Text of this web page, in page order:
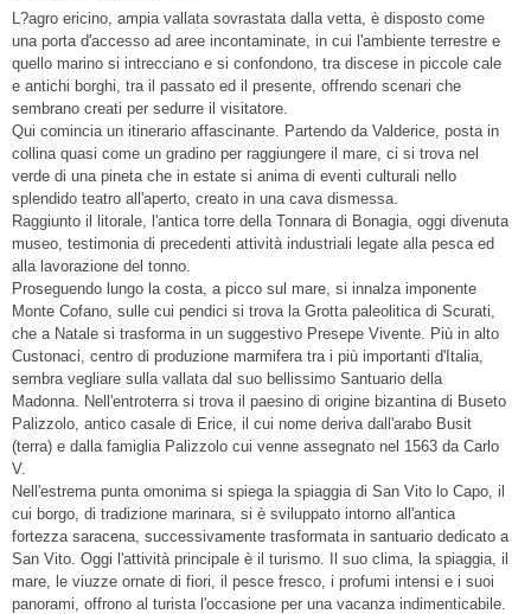
L?agro ericino, ampia vallata sovrastata dalla vetta, è disposto come
una porta d'accesso ad aree incontaminate, in cui l'ambiente terrestre e
quello marino si intrecciano e si confondono, tra discese in piccole cale
e antichi borghi, tra il passato ed il presente, offrendo scenari che
sembrano creati per sedurre il visitatore.
Qui comincia un itinerario affascinante. Partendo da Valderice, posta in
collina quasi come un gradino per raggiungere il mare, ci si trova nel
verde di una pineta che in estate si anima di eventi culturali nello
splendido teatro all'aperto, creato in una cava dismessa.
Raggiunto il litorale, l'antica torre della Tonnara di Bonagia, oggi divenuta
museo, testimonia di precedenti attività industriali legate alla pesca ed
alla lavorazione del tonno.
Proseguendo lungo la costa, a picco sul mare, si innalza imponente
Monte Cofano, sulle cui pendici si trova la Grotta paleolitica di Scurati,
che a Natale si trasforma in un suggestivo Presepe Vivente. Più in alto
Custonaci, centro di produzione marmifera tra i più importanti d'Italia,
sembra vegliare sulla vallata dal suo bellissimo Santuario della
Madonna. Nell'entroterra si trova il paesino di origine bizantina di Buseto
Palizzolo, antico casale di Erice, il cui nome deriva dall'arabo Busit
(terra) e dalla famiglia Palizzolo cui venne assegnato nel 1563 da Carlo
V.
Nell'estrema punta omonima si spiega la spiaggia di San Vito lo Capo, il
cui borgo, di tradizione marinara, si è sviluppato intorno all'antica
fortezza saracena, successivamente trasformata in santuario dedicato a
San Vito. Oggi l'attività principale è il turismo. Il suo clima, la spiaggia, il
mare, le viuzze ornate di fiori, il pesce fresco, i profumi intensi e i suoi
panorami, offrono al turista l'occasione per una vacanza indimenticabile.